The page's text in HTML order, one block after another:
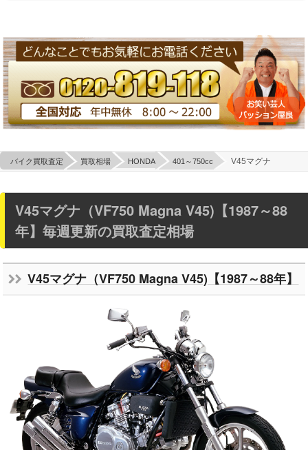
バイク買取査定 買取相場 HONDA 401～750cc V45マグナ
V45マグナ（VF750 Magna V45)【1987～88
年】毎週更新の買取査定相場
V45マグナ（VF750 Magna V45)【1987～88年】